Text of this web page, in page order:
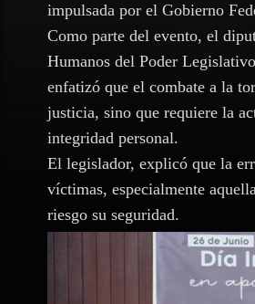
impulsada por el Gobierno
Como parte del evento, el
Humanos del Poder
enfatizó que el combate a la
justicia, sino que requiere la
integridad personal.
El legislador, explicó que la
víctimas, especialmente
riesgo su seguridad.